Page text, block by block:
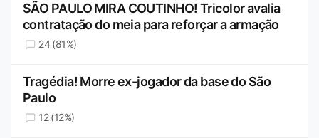
SÃO PAULO MIRA COUTINHO! Tricolor avalia
contratação do meia para reforçar a armação
24 (81%)
Tragédia! Morre ex-jogador da base do São
Paulo
12 (12%)